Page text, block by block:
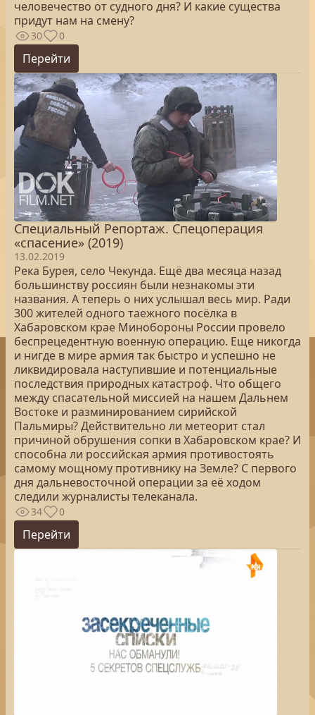
человечество от судного дня? И какие существа
придут нам на смену?
30 0
Перейти
Специальный Репортаж. Спецоперация
«спасение» (2019)
13.02.2019
Река Бурея, село Чекунда. Ещё два месяца назад
большинству россиян были незнакомы эти
названия. А теперь о них услышал весь мир. Ради
300 жителей одного таежного посёлка в
Хабаровском крае Минобороны России провело
беспрецедентную военную операцию. Еще никогда
и нигде в мире армия так быстро и успешно не
ликвидировала наступившие и потенциальные
последствия природных катастроф. Что общего
между спасательной миссией на нашем Дальнем
Востоке и разминированием сирийской
Пальмиры? Действительно ли метеорит стал
причиной обрушения сопки в Хабаровском крае? И
способна ли российская армия противостоять
самому мощному противнику на Земле? С первого
дня дальневосточной операции за её ходом
следили журналисты телеканала.
34 0
Перейти